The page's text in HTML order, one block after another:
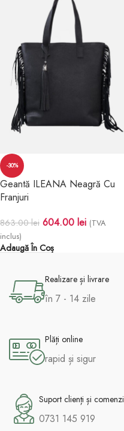
-30%
Geantă ILEANA Neagră Cu
Franjuri
863.00lei 604.00 lei (TVA
inclus)
Adaugă În Coș
Realizare și livrare
în 7 - 14 zile
Plăți online
rapid și sigur
Suport clienți și comenzi
0731 145 919